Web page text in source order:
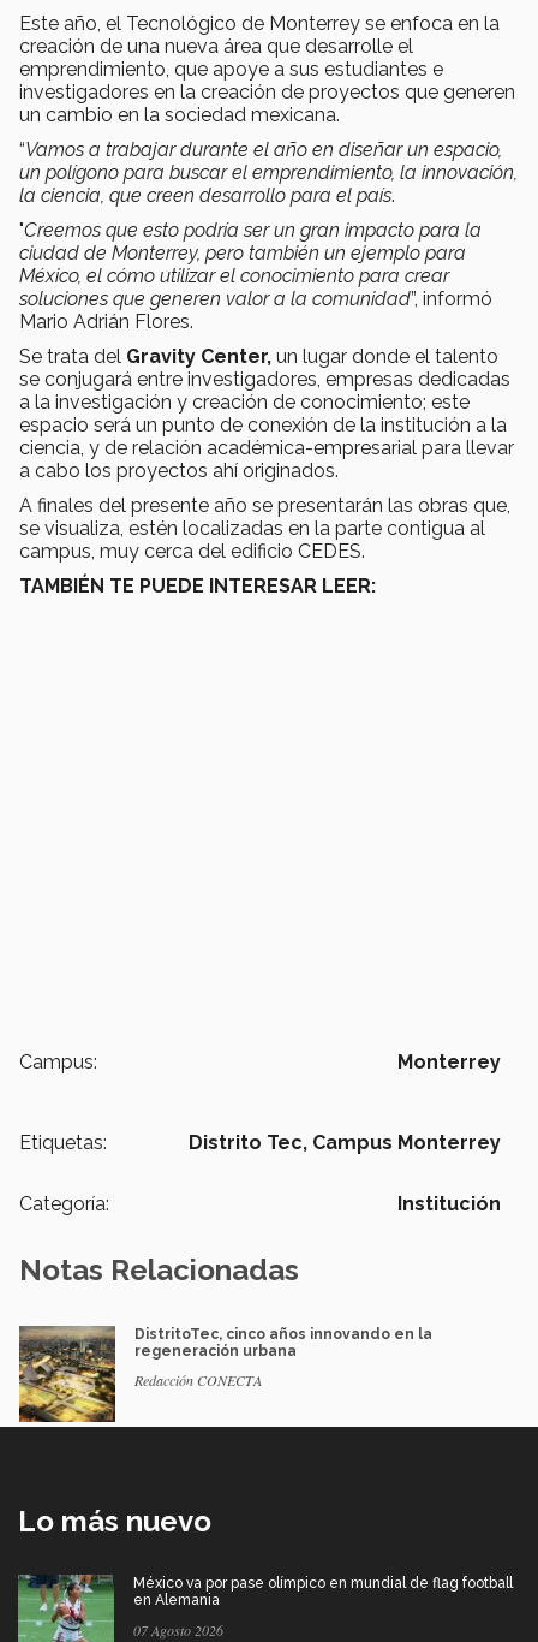
Este año, el Tecnológico de Monterrey se enfoca en la
creación de una nueva área que desarrolle el
emprendimiento, que apoye a sus estudiantes e
investigadores en la creación de proyectos que generen
un cambio en la sociedad mexicana.
“Vamos a trabajar durante el año en diseñar un espacio,
un polígono para buscar el emprendimiento, la innovación,
la ciencia, que creen desarrollo para el país.
"Creemos que esto podría ser un gran impacto para la
ciudad de Monterrey, pero también un ejemplo para
México, el cómo utilizar el conocimiento para crear
soluciones que generen valor a la comunidad”, informó
Mario Adrián Flores.
Se trata del Gravity Center, un lugar donde el talento
se conjugará entre investigadores, empresas dedicadas
a la investigación y creación de conocimiento; este
espacio será un punto de conexión de la institución a la
ciencia, y de relación académica-empresarial para llevar
a cabo los proyectos ahí originados.
A finales del presente año se presentarán las obras que,
se visualiza, estén localizadas en la parte contigua al
campus, muy cerca del edificio CEDES.
TAMBIÉN TE PUEDE INTERESAR LEER:
Campus: Monterrey
Etiquetas: Distrito Tec, Campus Monterrey
Categoría: Institución
Notas Relacionadas
DistritoTec, cinco años innovando en la
regeneración urbana
Redacción CONECTA
Lo más nuevo
México va por pase olímpico en mundial de flag football
en Alemania
07 Agosto 2026